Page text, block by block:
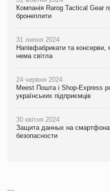
Компанія Rarog Tactical Gear
бронеплити
31 липня 2024
Напівфабрикати та консерви,
нема світла
24 червня 2024
Meest Пошта і Shop-Express
українських підприємців
30 квітня 2024
Защита данных на
безопасности